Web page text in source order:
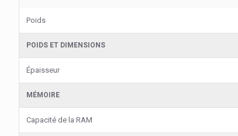
Poids
POIDS ET DIMENSIONS
Épaisseur
MÉMOIRE
Capacité de la RAM